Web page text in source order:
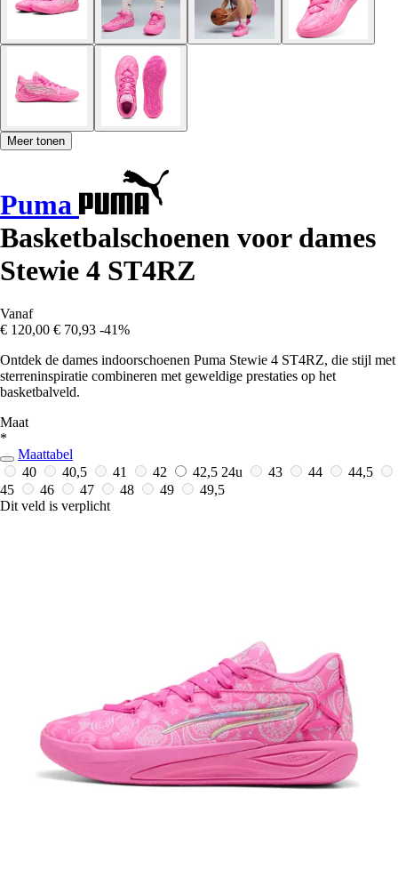
Meer tonen
Puma
Basketbalschoenen voor dames
Stewie 4 ST4RZ
Vanaf
€ 120,00 € 70,93 -41%
Ontdek de dames indoorschoenen Puma Stewie 4 ST4RZ, die stijl met
sterreninspiratie combineren met geweldige prestaties op het
basketbalveld.
Maat
*
Maattabel
40
40,5 41 42 42,5 24u 43 44
44,5
45
46 47 48 49
49,5
Dit veld is verplicht